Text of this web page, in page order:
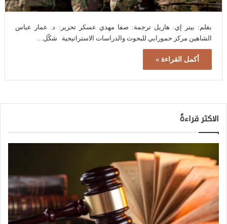
بقلم: بيتر إي. هاريل ترجمة: صفا مهدي عسكر تحرير: د. عمار عباس
الشاهين مركز حمورابي للبحوث والدراسات الاستراتيجية شكّل…
أكمل القراءة »
الاكثر قراءةً